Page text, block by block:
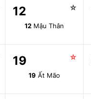
12 ☆
12 Mậu Thân
19 ☆
19 Ất Mão